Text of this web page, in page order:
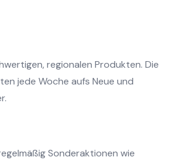
regionalen Produkten. Die
jede Woche aufs Neue und
Sonderaktionen wie